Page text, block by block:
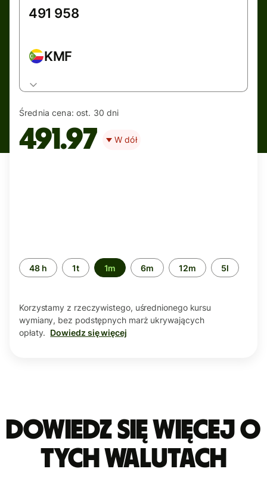
KMF
Średnia cena: ost. 30 dni
491.97 W dół
Przedział
czasu
48 h 1t 1m 6m 12m 5l
Korzystamy z rzeczywistego, uśrednionego kursu
wymiany, bez podstępnych marż ukrywających
opłaty. Dowiedz się więcej
Dowiedz się więcej o
tych walutach